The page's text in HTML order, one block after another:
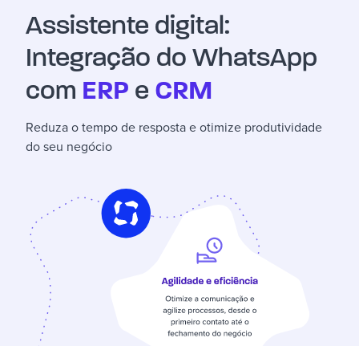
Assistente digital:
Integração do WhatsApp
com ERP e CRM
Reduza o tempo de resposta e otimize produtividade
do seu negócio